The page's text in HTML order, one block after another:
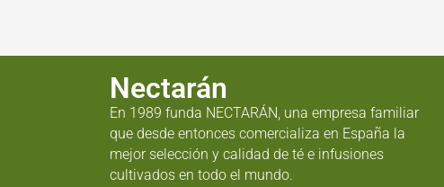
Nectarán
En 1989 funda NECTARÁN, una empresa familiar
que desde entonces comercializa en España la
mejor selección y calidad de té e infusiones
cultivados en todo el mundo.